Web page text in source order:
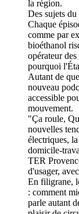
la région.
Des sujets
Chaque
comme par
bioéthanol
opérateur
pourquoi
Autant de
nouveau
accessible
mouvement.
"Ça roule,
nouvelles
électriques,
domicile-
TER
d'usager,
En filigrane,
: comment
parle autant